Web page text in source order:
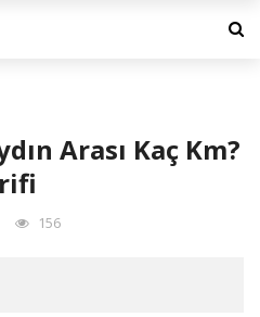
Arası Kaç Km?
156